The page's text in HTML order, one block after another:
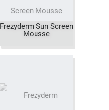
Frezyderm Sun Screen
Mousse